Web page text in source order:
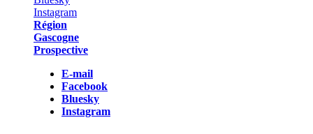
Région
Gascogne
Prospective
E-mail
Facebook
Bluesky
Instagram